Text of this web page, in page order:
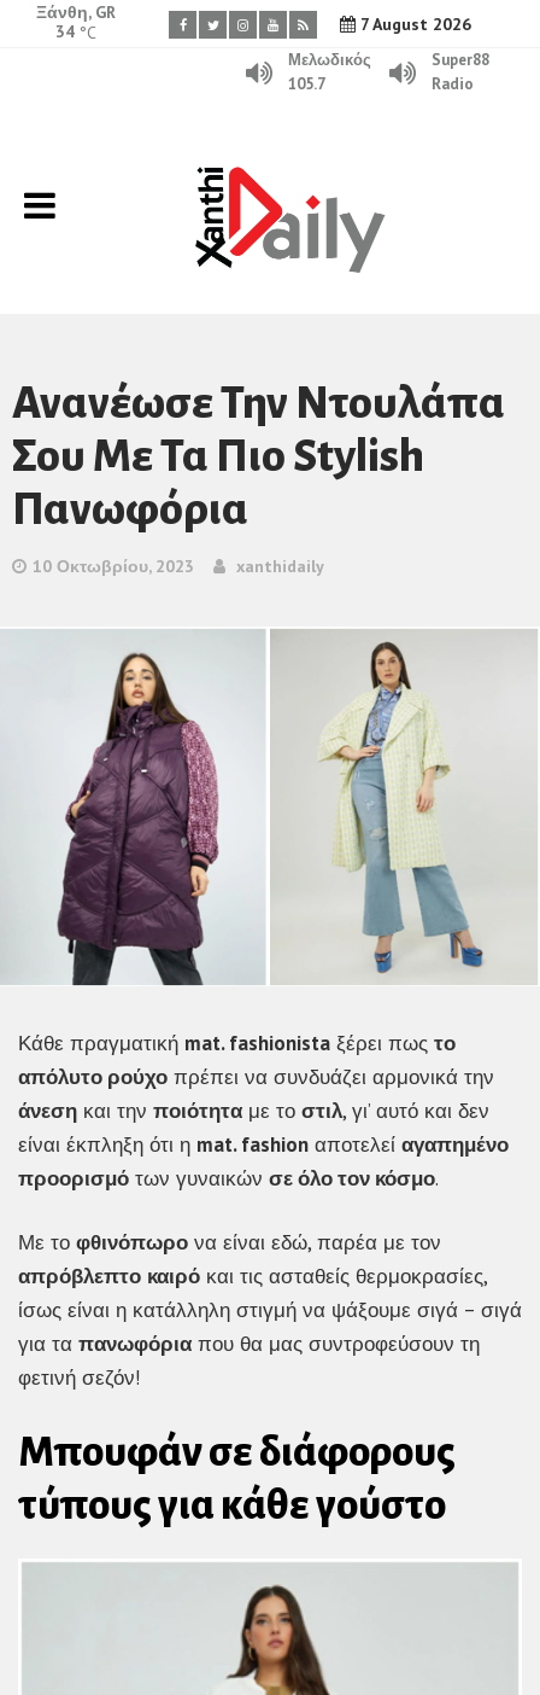
7 August 2026
Ξάνθη, GR
34 °C
Μελωδικός
105.7
Super88
Radio
Ανανέωσε Την Ντουλάπα
Σου Με Τα Πιο Stylish
Πανωφόρια
10 Οκτωβρίου, 2023 xanthidaily
Κάθε πραγματική mat. fashionista ξέρει πως το
απόλυτο ρούχο πρέπει να συνδυάζει αρμονικά την
άνεση και την ποιότητα με το στιλ, γι’ αυτό και δεν
είναι έκπληξη ότι η mat. fashion αποτελεί αγαπημένο
προορισμό των γυναικών σε όλο τον κόσμο.
Με το φθινόπωρο να είναι εδώ, παρέα με τον
απρόβλεπτο καιρό και τις ασταθείς θερμοκρασίες,
ίσως είναι η κατάλληλη στιγμή να ψάξουμε σιγά – σιγά
για τα πανωφόρια που θα μας συντροφεύσουν τη
φετινή σεζόν!
Μπουφάν σε διάφορους
τύπους για κάθε γούστο